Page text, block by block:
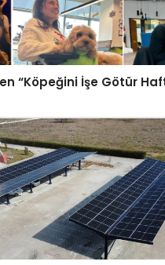
“Köpeğini İşe Götür